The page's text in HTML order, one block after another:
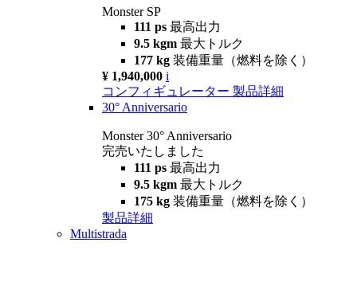
Monster SP
111 ps 最高出力
9.5 kgm 最大トルク
177 kg 装備重量（燃料を除く）
¥ 1,940,000 i
コンフィギュレーター 製品詳細
30° Anniversario
Monster 30° Anniversario
完売いたしました
111 ps 最高出力
9.5 kgm 最大トルク
175 kg 装備重量（燃料を除く）
製品詳細
Multistrada